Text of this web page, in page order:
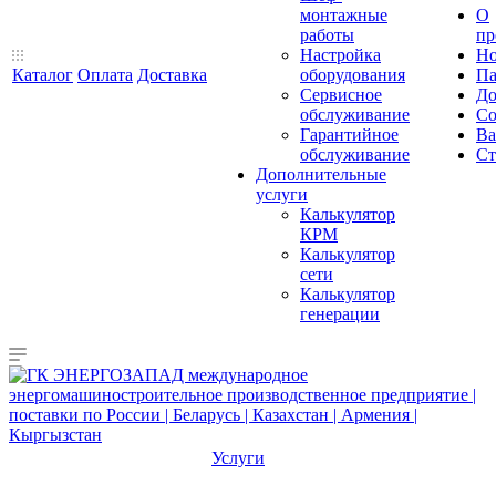
Каталог Оплата Доставка
монтажные
работы
Настройка
оборудования
Сервисное
обслуживание
Гарантийное
обслуживание
Дополнительные
услуги
Калькулятор
КРМ
Калькулятор
сети
Калькулятор
генерации
О
Услуги